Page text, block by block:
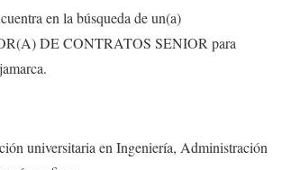
en la búsqueda de un(a)
DE CONTRATOS SENIOR para
universitaria en Ingeniería, Administración